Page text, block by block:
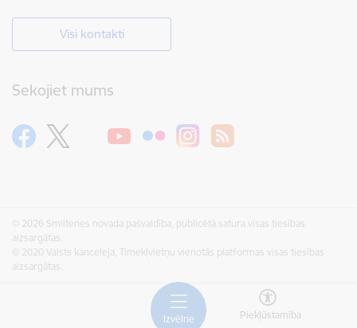
Izvēlne Piekļūstamība
Visi kontakti
Sekojiet mums
© 2026 Smiltenes novada pašvaldība, publicētā satura visas tiesības
aizsargātas.
© 2020 Valsts kanceleja, Tīmekļvietņu vienotās platformas visas tiesības
aizsargātas.